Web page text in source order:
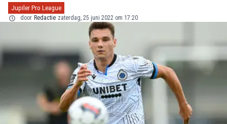
Jupiler Pro League
door Redactie zaterdag, 25 juni 2022 om 17:20